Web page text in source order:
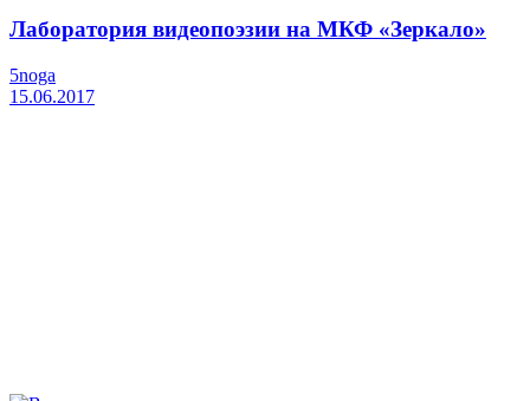
Лаборатория видеопоэзии на МКФ «Зеркало»
5noga
15.06.2017